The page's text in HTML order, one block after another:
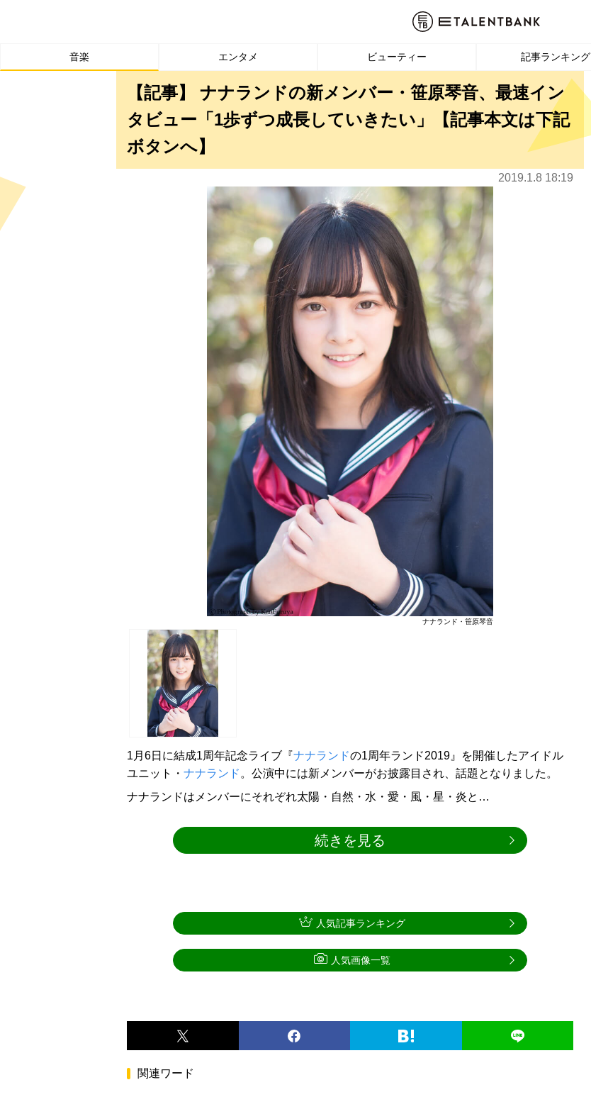
音楽 エンタメ ビューティー 記事ランキング
【記事】 ナナランドの新メンバー・笹原琴音、最速イン
タビュー「1歩ずつ成長していきたい」【記事本文は下記
ボタンへ】
2019.1.8 18:19
ナナランド・笹原琴音
1月6日に結成1周年記念ライブ『ナナランドの1周年ランド2019』を開催したアイドル
ユニット・ ナナランド 。公演中には新メンバーがお披露目され、話題となりました。
ナナランドはメンバーにそれぞれ太陽・自然・水・愛・風・星・炎と…
続きを見る
関連ワード
人気記事ランキング
人気画像一覧